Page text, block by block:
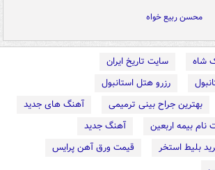
محسن ربیع خواه
شاه
سایت تاریخ ایران
رزرو هتل استانبول
بهترین جراح بینی ترمیمی
آهنگ های جدید
نام بیمه اربعین
آهنگ جدید
بلیط استخر
قیمت ورق آهن پرایس